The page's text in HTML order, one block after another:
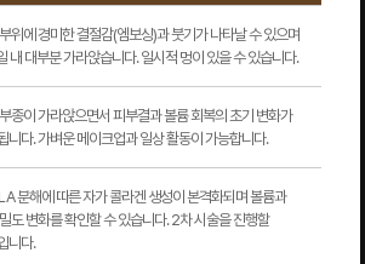
위에 경미한 결절감(엠보싱)과 붓기가 나타날 수 있으며
내 대부분 가라앉습니다. 일시적 멍이 있을 수 있습니다.
종이 가라앉으면서 피부결과 볼륨 회복의 초기 변화가
니다. 가벼운 메이크업과 일상 활동이 가능합니다.
분해에 따른 자가 콜라겐 생성이 본격화되며 볼륨과
도 변화를 확인할 수 있습니다. 2차 시술을 진행할
니다.